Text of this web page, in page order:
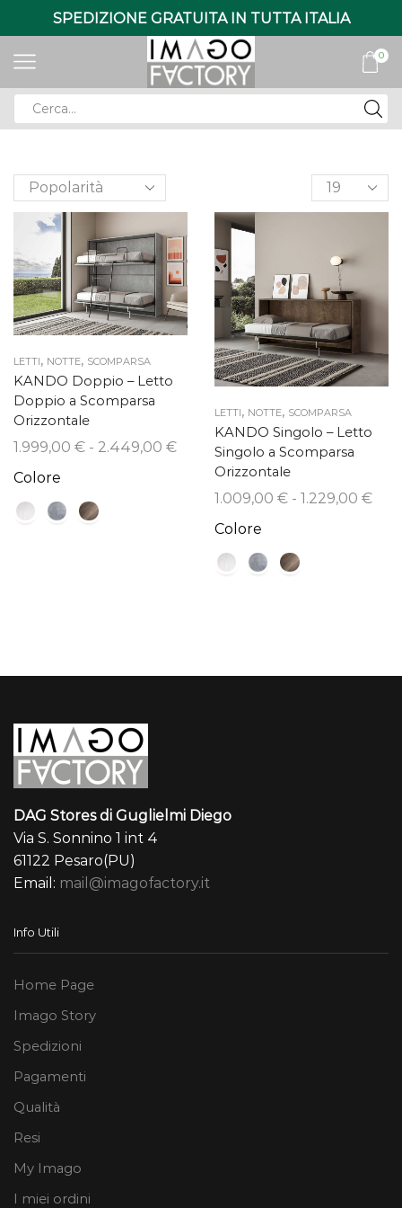
SPEDIZIONE GRATUITA IN TUTTA ITALIA
0
input
Products
per
LETTI, NOTTE, SCOMPARSA
KANDO Doppio – Letto
Doppio a Scomparsa
Orizzontale
1.999,00 € - 2.449,00 €Fascia
prezzo:
1.999,00 €
2.449,00 €
Colore
LETTI, NOTTE, SCOMPARSA
KANDO Singolo – Letto
Singolo a Scomparsa
Orizzontale
1.009,00 € - 1.229,00 €
Colore
DAG Stores di Guglielmi Diego
Via S. Sonnino 1 int 4
61122 Pesaro(PU)
Email: mail@imagofactory.it
Info Utili
Home Page
Imago Story
Spedizioni
Pagamenti
Qualità
Resi
My Imago
I miei ordini